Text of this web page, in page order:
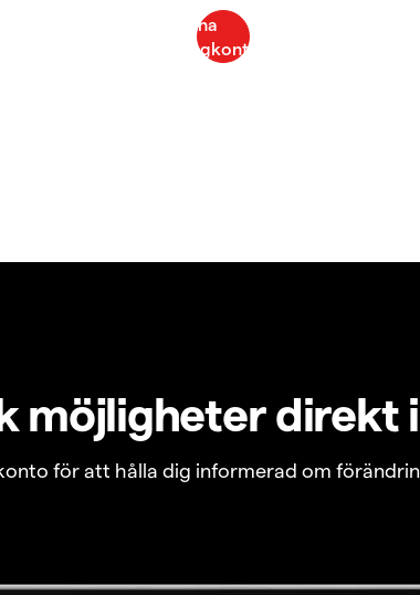
möjligheter direkt
för att hålla dig informerad om